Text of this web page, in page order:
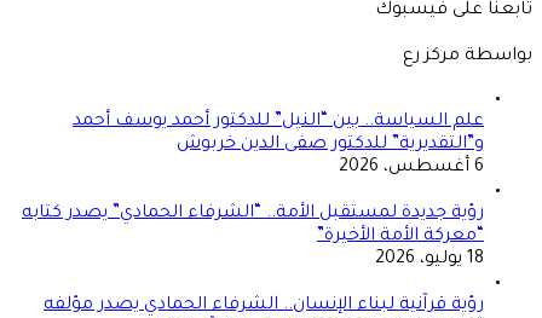
تابعنا على فيسبوك
بواسطة مركز رع
علم السياسة.. بين “النيل” للدكتور أحمد يوسف أحمد
و”التقديرية” للدكتور صفى الدين خربوش
6 أغسطس، 2026
رؤية جديدة لمستقبل الأمة.. “الشرفاء الحمادي” يصدر كتابه
“معركة الأمة الأخيرة”
18 يوليو، 2026
رؤية قرآنية لبناء الإنسان.. الشرفاء الحمادي يصدر مؤلفه